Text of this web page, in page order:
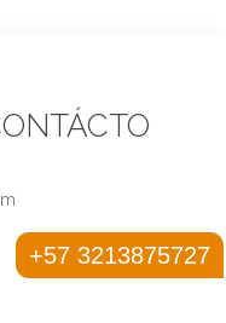
+57 3213875727